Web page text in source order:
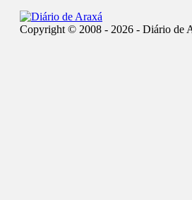
Copyright © 2008 - 2026 - Diário de